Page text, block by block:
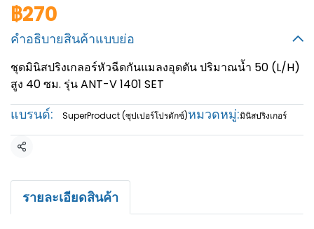
฿270
คำอธิบายสินค้าแบบย่อ
ชุดมินิสปริงเกลอร์หัวฉีดกันแมลงอุดตัน ปริมาณน้ำ 50 (L/H)
สูง 40 ซม. รุ่น ANT-V 1401 SET
แบรนด์: SuperProduct (ซุปเปอร์โปรดักซ์)หมวดหมู่:มินิสปริงเกอร์
แชร์
รายละเอียดสินค้า